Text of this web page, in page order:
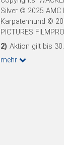
Silver © 2025 AMC
Karpatenhund ©
PICTURES
2)Aktion gilt bis
mehr